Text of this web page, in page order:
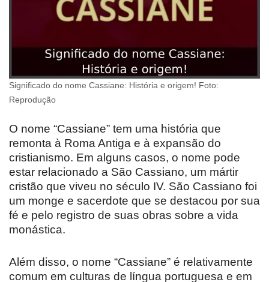
Significado do nome Cassiane: História e origem! Foto:
Reprodução
O nome “Cassiane” tem uma história que
remonta à Roma Antiga e à expansão do
cristianismo. Em alguns casos, o nome pode
estar relacionado a São Cassiano, um mártir
cristão que viveu no século IV. São Cassiano foi
um monge e sacerdote que se destacou por sua
fé e pelo registro de suas obras sobre a vida
monástica.
Além disso, o nome “Cassiane” é relativamente
comum em culturas de língua portuguesa e em